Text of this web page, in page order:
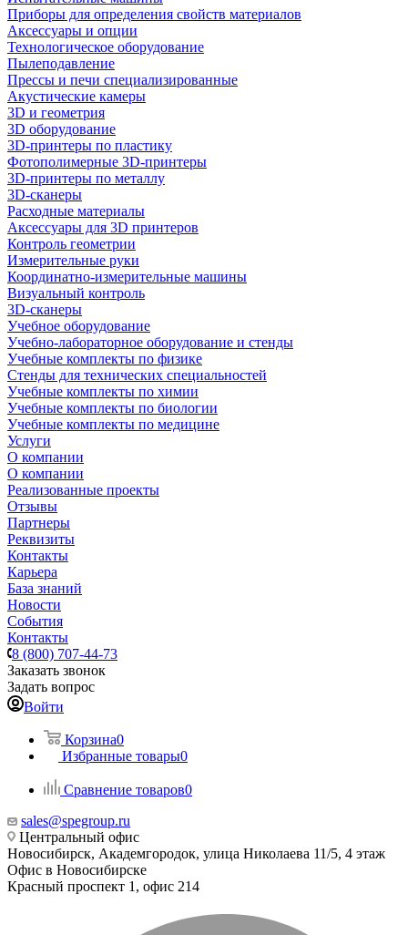
Приборы для определения свойств материалов
Аксессуары и опции
Технологическое оборудование
Пылеподавление
Прессы и печи специализированные
Акустические камеры
3D и геометрия
3D оборудование
3D-принтеры по пластику
Фотополимерные 3D-принтеры
3D-принтеры по металлу
3D-сканеры
Расходные материалы
Аксессуары для 3D принтеров
Контроль геометрии
Измерительные руки
Координатно-измерительные машины
Визуальный контроль
3D-сканеры
Учебное оборудование
Учебно-лабораторное оборудование и стенды
Учебные комплекты по физике
Стенды для технических специальностей
Учебные комплекты по химии
Учебные комплекты по биологии
Учебные комплекты по медицине
Услуги
О компании
О компании
Реализованные проекты
Отзывы
Партнеры
Реквизиты
Контакты
Карьера
База знаний
Новости
События
Контакты
8 (800) 707-44-73
Заказать звонок
Задать вопрос
Войти
Корзина0
Избранные товары0
Сравнение товаров0
sales@spegroup.ru
Центральный офис
Новосибирск, Академгородок, улица Николаева 11/5, 4 этаж
Офис в Новосибирске
Красный проспект 1, офис 214